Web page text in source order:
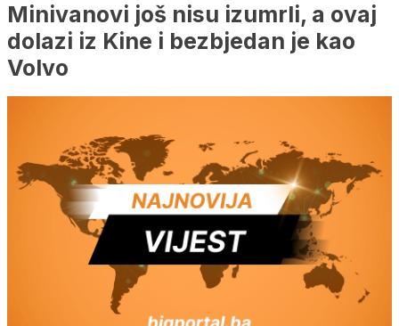
Minivanovi još nisu izumrli, a ovaj
dolazi iz Kine i bezbjedan je kao
Volvo